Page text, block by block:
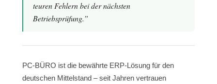
teuren Fehlern bei der nächsten
Betriebsprüfung.”
PC-BÜRO ist die bewährte ERP-Lösung für den
deutschen Mittelstand – seit Jahren vertrauen